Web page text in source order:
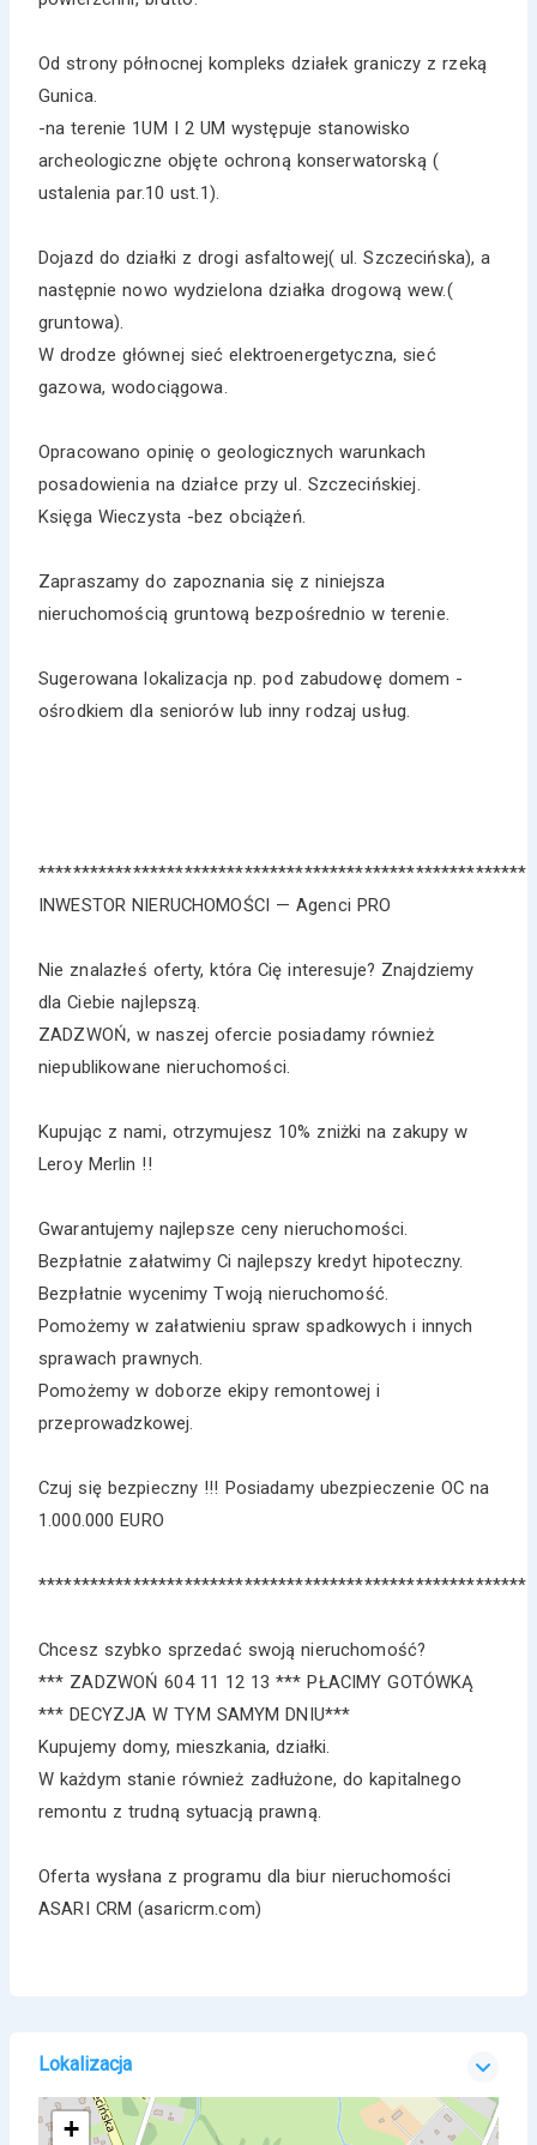
Od strony północnej kompleks działek graniczy z rzeką
Gunica.
-na terenie 1UM I 2 UM występuje stanowisko
archeologiczne objęte ochroną konserwatorską (
ustalenia par.10 ust.1).
Dojazd do działki z drogi asfaltowej( ul. Szczecińska), a
następnie nowo wydzielona działka drogową wew.(
gruntowa).
W drodze głównej sieć elektroenergetyczna, sieć
gazowa, wodociągowa.
Opracowano opinię o geologicznych warunkach
posadowienia na działce przy ul. Szczecińskiej.
Księga Wieczysta -bez obciążeń.
Zapraszamy do zapoznania się z niniejsza
nieruchomością gruntową bezpośrednio w terenie.
Sugerowana lokalizacja np. pod zabudowę domem -
ośrodkiem dla seniorów lub inny rodzaj usług.
*********************************************************
INWESTOR NIERUCHOMOŚCI — Agenci PRO
Nie znalazłeś oferty, która Cię interesuje? Znajdziemy
dla Ciebie najlepszą.
ZADZWOŃ, w naszej ofercie posiadamy również
niepublikowane nieruchomości.
Kupując z nami, otrzymujesz 10% zniżki na zakupy w
Leroy Merlin !!
Gwarantujemy najlepsze ceny nieruchomości.
Bezpłatnie załatwimy Ci najlepszy kredyt hipoteczny.
Bezpłatnie wycenimy Twoją nieruchomość.
Pomożemy w załatwieniu spraw spadkowych i innych
sprawach prawnych.
Pomożemy w doborze ekipy remontowej i
przeprowadzkowej.
Czuj się bezpieczny !!! Posiadamy ubezpieczenie OC na
1.000.000 EURO
*********************************************************
Chcesz szybko sprzedać swoją nieruchomość?
*** ZADZWOŃ 604 11 12 13 *** PŁACIMY GOTÓWKĄ
*** DECYZJA W TYM SAMYM DNIU***
Kupujemy domy, mieszkania, działki.
W każdym stanie również zadłużone, do kapitalnego
remontu z trudną sytuacją prawną.
Oferta wysłana z programu dla biur nieruchomości
ASARI CRM (asaricrm.com)
Lokalizacja
+